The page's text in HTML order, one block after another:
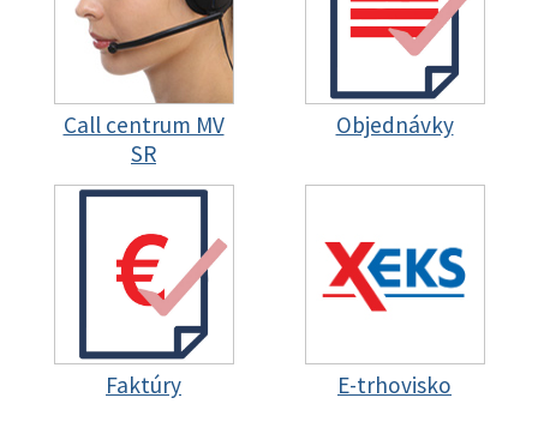
Call centrum MV
SR
Objednávky
Faktúry E-trhovisko